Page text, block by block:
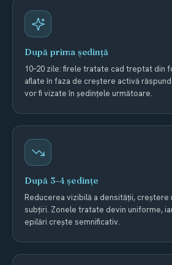
După prima ședință
10–20 zile: firele tratate cad treptat din
aflate în faza de creștere activă
vor fi vizate în ședințele următoare.
După 3–4 ședințe
Reducerea vizibilă a densității, creștere
subțiri. Zonele tratate devin uniforme,
epilări crește semnificativ.